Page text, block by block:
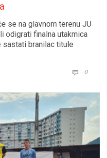
se na glavnom terenu JU
odigrati finalna utakmica
sastati branilac titule
 0